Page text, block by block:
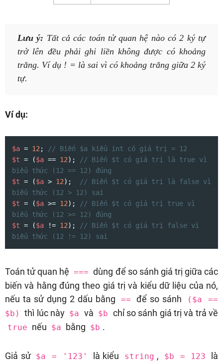
Lưu ý: Tất cả các toán tử quan hệ nào có 2 ký tự
trở lên đều phải ghi liền không được có khoảng
trắng. Ví dụ ! = là sai vì có khoảng trắng giữa 2 ký
tự.
Ví dụ:
$a = 12;
// Biến $a kiểu int có giá trị = 12
$t = ($a == 12);
// Biến $t có giá trị là true vì
biểu thức (12 == 12) đúng
$t = ($a > 12);
// Biến $t có giá trị là false vì
biểu thức (12 > 12) sai
$t = ($a >= 12);
// Biến $t có giá trị true vì
biểu thức (12 >= 12) đúng
$t = ($a != 12);
// Biến $t có giá trị false vì
biểu thức (12 != 12) sai
Toán tử quan hệ === dùng để so sánh giá trị giữa các
biến và hằng đúng theo giá trị và kiểu dữ liệu của nó,
nếu ta sử dụng 2 dấu bằng
== để so sánh
($a ==
$b)
thì lúc này $a và $b chỉ so sánh giá trị và trả về
true nếu $a bằng $b .
Giả sử $a = '123' là kiểu string , $b = 123
là